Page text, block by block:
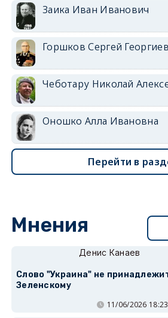
Заика Иван Иванович
Горшков Сергей
Чеботару Николай
Оношко Алла Ивановна
Перейти в
Мнения
Денис Канаев
Слово "Украина" не
Зеленскому
11/06/2026 18:23